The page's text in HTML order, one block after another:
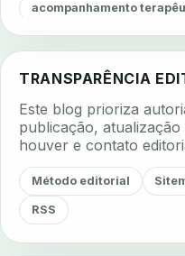
acompanhamento
acustica clinica
aerossois agenda
agenda inteligente
agendamento
agendamento inteligente
TRANSPARÊNCIA
Este blog prioriza
publicação,
houver e contato
Método editorial
RSS